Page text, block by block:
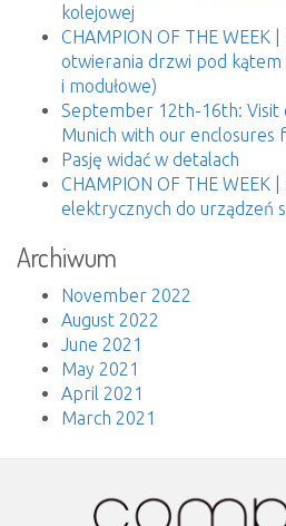
kolejowej
CHAMPION OF THE WEEK
otwierania drzwi pod kątem
i modułowe)
September 12th-16th: Visit
Munich with our enclosures
Pasję widać w detalach
CHAMPION OF THE WEEK
elektrycznych do urządzeń
Archiwum
November 2022
August 2022
June 2021
May 2021
April 2021
March 2021